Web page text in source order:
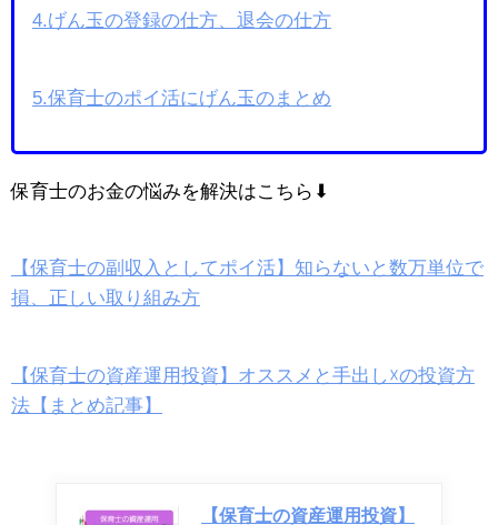
4.げん玉の登録の仕方、退会の仕方
5.保育士のポイ活にげん玉のまとめ
保育士のお金の悩みを解決はこちら⬇
【保育士の副収入としてポイ活】知らないと数万単位で
損、正しい取り組み方
【保育士の資産運用投資】オススメと手出し☓の投資方
法【まとめ記事】
【保育士の資産運用投資】